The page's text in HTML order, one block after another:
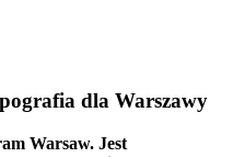
dla Warszawy
Warsaw. Jest